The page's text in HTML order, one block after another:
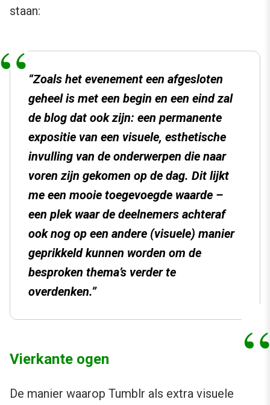
staan:
“Zoals het evenement een afgesloten
geheel is met een begin en een eind zal
de blog dat ook zijn: een permanente
expositie van een visuele, esthetische
invulling van de onderwerpen die naar
voren zijn gekomen op de dag. Dit lijkt
me een mooie toegevoegde waarde –
een plek waar de deelnemers achteraf
ook nog op een andere (visuele) manier
geprikkeld kunnen worden om de
besproken thema’s verder te
overdenken.”
Vierkante ogen
De manier waarop Tumblr als extra visuele